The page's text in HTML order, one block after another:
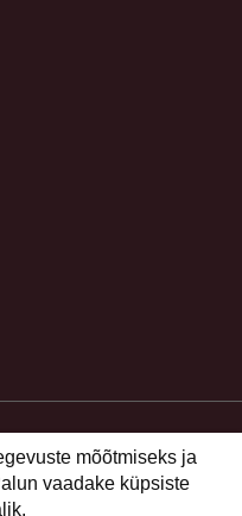
mõõtmiseks ja
vaadake küpsiste